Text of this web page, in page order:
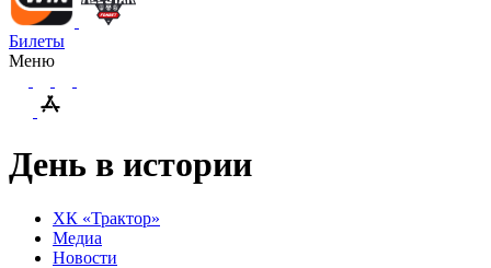
Билеты
Меню
День в истории
ХК «Трактор»
Медиа
Новости